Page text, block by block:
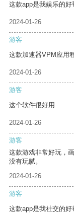
这款app是我娱乐的好
2024-01-26
游客
这款加速器VPM应用
2024-01-26
游客
这个软件很好用
2024-01-26
游客
这款游戏非常好玩，
没有玩腻。
2024-01-26
游客
这款app是我社交的好